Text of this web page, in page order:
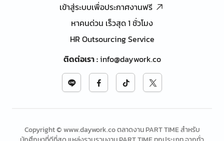
เข้าสู่ระบบเพื่อประกาศงานฟรี
หาคนด่วน เร็วสุด 1 ชั่วโมง
HR Outsourcing Service
ติดต่อเรา:info@daywork.co
Copyright © www.daywork.co ตลาดงาน PART TIME สำหรับ